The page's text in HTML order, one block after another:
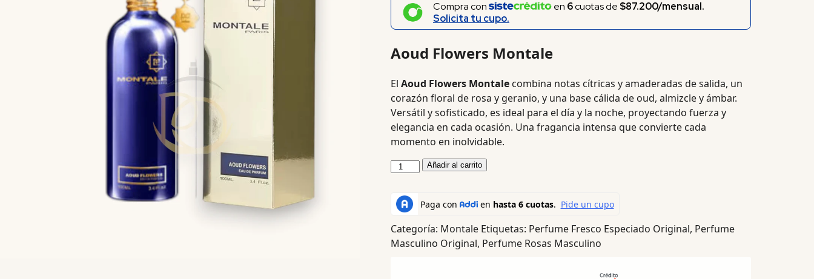
Compra con en 6cuotas de $87.200/mensual.
Solicita tu cupo.
Aoud Flowers Montale
El Aoud Flowers Montalecombina notas cítricas y amaderadas de salida, un
corazón floral de rosa y geranio, y una base cálida de oud, almizcle y ámbar.
Versátil y sofisticado, es ideal para el día y la noche, proyectando fuerza y
elegancia en cada ocasión. Una fragancia intensa que convierte cada
momento en inolvidable.
Añadir al carrito
Categoría: Montale Etiquetas: Perfume Fresco Especiado Original, Perfume
Masculino Original, Perfume Rosas Masculino